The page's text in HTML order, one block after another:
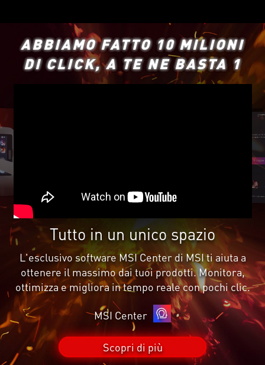
ABBIAMO FATTO 10 MILIONI
DI CLICK, A TE NE BASTA 1
Tutto in un unico spazio
L'esclusivo software MSI Center di MSI ti aiuta a
ottenere il massimo dai tuoi prodotti. Monitora,
ottimizza e migliora in tempo reale con pochi clic.
MSI Center
Scopri di più